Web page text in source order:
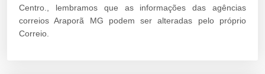
Centro., lembramos que as informações das agências
correios Araporã MG podem ser alteradas pelo próprio
Correio.